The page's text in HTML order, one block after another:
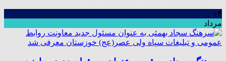
۱۴
مرداد